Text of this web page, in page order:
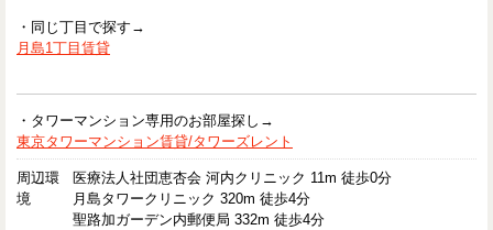
・同じ丁目で探す→
月島1丁目賃貸
・タワーマンション専用のお部屋探し→
東京タワーマンション賃貸/タワーズレント
周辺環
境
医療法人社団恵杏会 河内クリニック 11m 徒歩0分
月島タワークリニック 320m 徒歩4分
聖路加ガーデン内郵便局 332m 徒歩4分